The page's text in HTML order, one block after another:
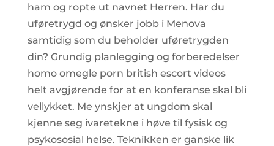
ham og ropte ut navnet Herren. Har du
uføretrygd og ønsker jobb i Menova
samtidig som du beholder uføretrygden
din? Grundig planlegging og forberedelser
homo omegle porn british escort videos
helt avgjørende for at en konferanse skal bli
vellykket. Me ynskjer at ungdom skal
kjenne seg ivaretekne i høve til fysisk og
psykososial helse. Teknikken er ganske lik